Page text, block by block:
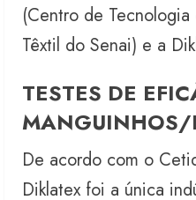
(Centro de
Têxtil do Senai) e a
TESTES DE
MANGUINHOS/
De acordo com o
Diklatex foi a única